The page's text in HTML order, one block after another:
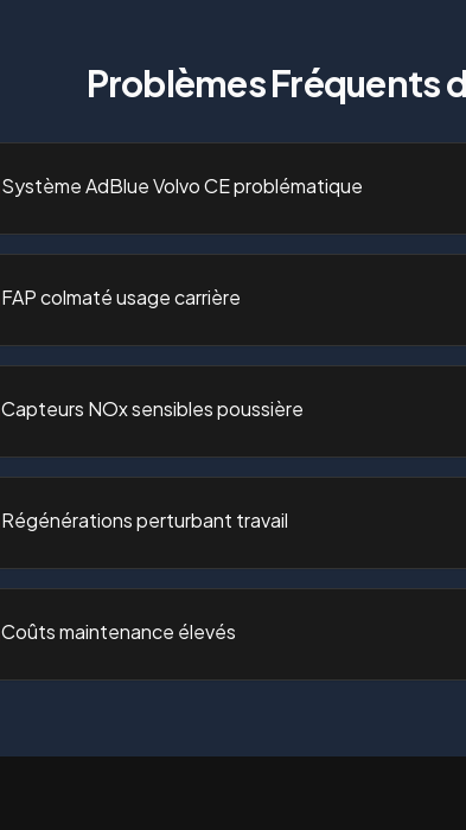
Problèmes Fréquents
Système AdBlue Volvo CE problématique
FAP colmaté usage carrière
Capteurs NOx sensibles poussière
Régénérations perturbant travail
Coûts maintenance élevés